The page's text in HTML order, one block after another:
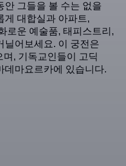
안 그들을 볼 수는 없을
게 대합실과 아파트,
로운 예술품, 태피스트리,
닐어보세요. 이 궁전은
, 기독교인들이 고딕
데마요르카에 있습니다.